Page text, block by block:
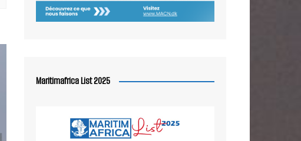
Maritimafrica List 2025